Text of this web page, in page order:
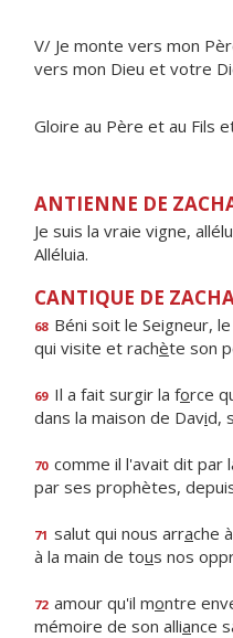
V/ Je monte vers mon
vers mon Dieu et votre
Gloire au Père et au Fils
ANTIENNE DE
Je suis la vraie vigne,
Alléluia.
CANTIQUE DE
68 Béni soit le Seigneur,
qui visite et rachète son
69 Il a fait surgir la force
dans la maison de David,
70 comme il l'avait dit par
par ses prophètes,
71 salut qui nous arrache
à la main de tous nos
72 amour qu'il montre
mémoire de son alliance